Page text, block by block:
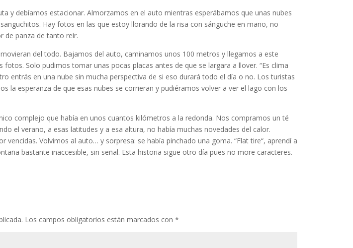
y debíamos estacionar. Almorzamos en el auto mientras esperábamos que unas nubes
Hay fotos en las que estoy llorando de la risa con sánguche en mano, no
de panza de tanto reír.
del todo. Bajamos del auto, caminamos unos 100 metros y llegamos a este
Solo pudimos tomar unas pocas placas antes de que se largara a llover. “Es clima
entrás en una nube sin mucha perspectiva de si eso durará todo el día o no. Los turistas
la esperanza de que esas nubes se corrieran y pudiéramos volver a ver el lago con los
complejo que había en unos cuantos kilómetros a la redonda. Nos compramos un té
el verano, a esas latitudes y a esa altura, no había muchas novedades del calor.
Volvimos al auto… y sorpresa: se había pinchado una goma. “Flat tire“, aprendí a
bastante inaccesible, sin señal. Esta historia sigue otro día pues no more caracteres.
Los campos obligatorios están marcados con *